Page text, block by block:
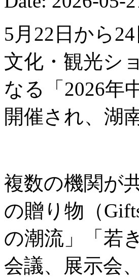
5月22日から
文化・観光シ
なる「2026年
開催され、湖
複数の機関が
の贈り物（
の潮流」「若
会議、展示会